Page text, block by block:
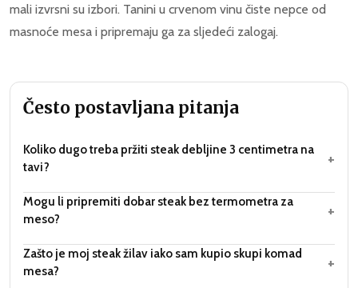
mali izvrsni su izbori. Tanini u crvenom vinu čiste nepce od
masnoće mesa i pripremaju ga za sljedeći zalogaj.
Često postavljana pitanja
Koliko dugo treba pržiti steak debljine 3 centimetra na
tavi?
+
Mogu li pripremiti dobar steak bez termometra za
meso?
+
Zašto je moj steak žilav iako sam kupio skupi komad
mesa?
+